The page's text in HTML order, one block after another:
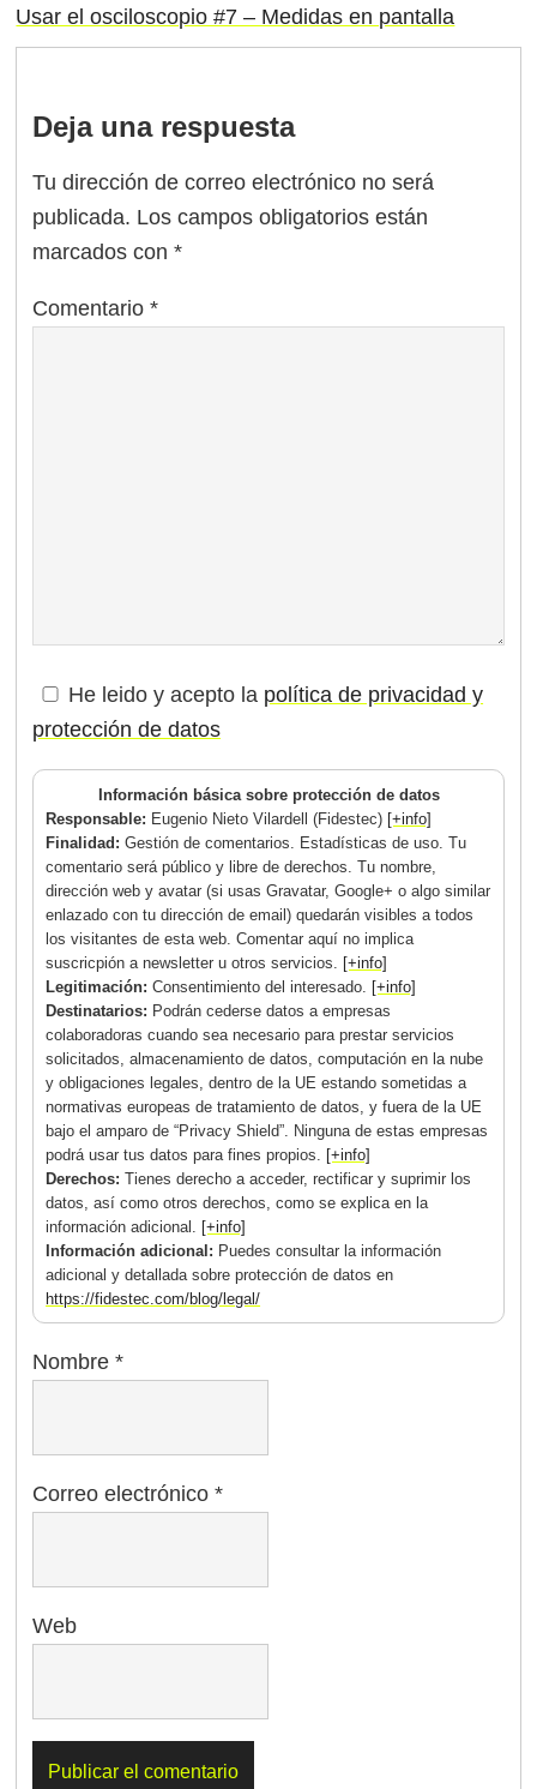
Usar el osciloscopio #7 – Medidas en pantalla
Deja una respuesta
Tu dirección de correo electrónico no será
publicada. Los campos obligatorios están
marcados con*
Comentario*
He leido y acepto la política de privacidad y
protección de datos
Información básica sobre protección de datos
Responsable: Eugenio Nieto Vilardell (Fidestec) [+info]
Finalidad:Gestión de comentarios. Estadísticas de uso. Tu
comentario será público y libre de derechos. Tu nombre,
dirección web y avatar (si usas Gravatar, Google+ o algo similar
enlazado con tu dirección de email) quedarán visibles a todos
los visitantes de esta web. Comentar aquí no implica
suscricpión a newsletter u otros servicios. [+info]
Legitimación:Consentimiento del interesado. [+info]
Destinatarios: Podrán cederse datos a empresas
colaboradoras cuando sea necesario para prestar servicios
solicitados, almacenamiento de datos, computación en la nube
y obligaciones legales, dentro de la UE estando sometidas a
normativas europeas de tratamiento de datos, y fuera de la UE
bajo el amparo de “Privacy Shield”. Ninguna de estas empresas
podrá usar tus datos para fines propios. [+info]
Derechos:Tienes derecho a acceder, rectificar y suprimir los
datos, así como otros derechos, como se explica en la
información adicional. [+info]
Información adicional: Puedes consultar la información
adicional y detallada sobre protección de datos en
https://fidestec.com/blog/legal/
Nombre*
Correo electrónico*
Web